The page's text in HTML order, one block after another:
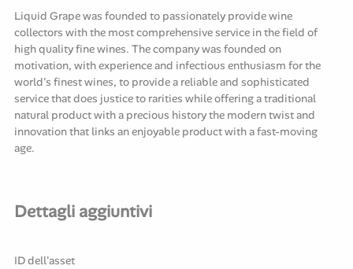
Liquid Grape was founded to passionately provide wine
collectors with the most comprehensive service in the field of
high quality fine wines. The company was founded on
motivation, with experience and infectious enthusiasm for the
world's finest wines, to provide a reliable and sophisticated
service that does justice to rarities while offering a traditional
natural product with a precious history the modern twist and
innovation that links an enjoyable product with a fast-moving
age.
Dettagli aggiuntivi
ID dell'asset